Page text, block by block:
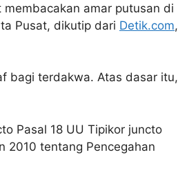
membacakan amar putusan di
Pusat, dikutip dari Detik.com,
bagi terdakwa. Atas dasar itu,
Pasal 18 UU Tipikor juncto
2010 tentang Pencegahan